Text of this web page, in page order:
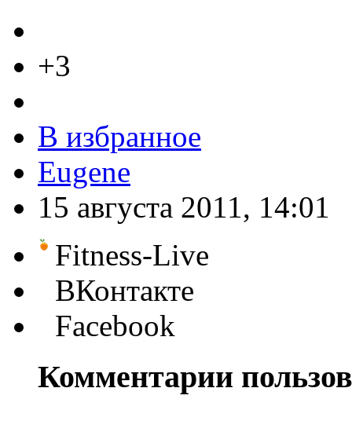
+3
В избранное
Eugene
15 августа 2011, 14:01
Fitness-Live
ВКонтакте
Facebook
Комментарии